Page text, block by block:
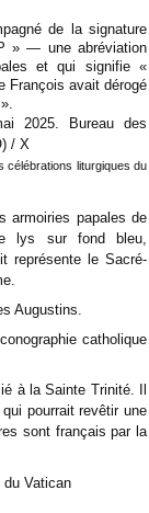
de la signature
» — une abréviation
et qui signifie «
François avait dérogé
célébrations liturgiques du
armoiries papales de
lys sur fond bleu,
représente le Sacré-
Augustins.
catholique
à la Sainte Trinité. Il
pourrait revêtir une
sont français par la